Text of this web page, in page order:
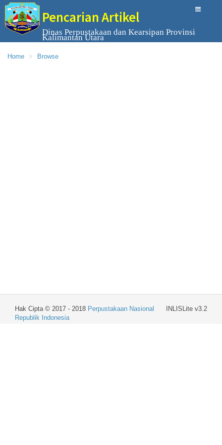
Pencarian Artikel
Dinas Perpustakaan dan Kearsipan Provinsi
Kalimantan Utara
Home Browse
INLISLite v3.2
Hak Cipta © 2017 - 2018 Perpustakaan Nasional
Republik Indonesia